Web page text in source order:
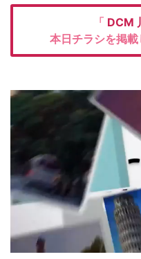
「 DCM
本日チラシを掲